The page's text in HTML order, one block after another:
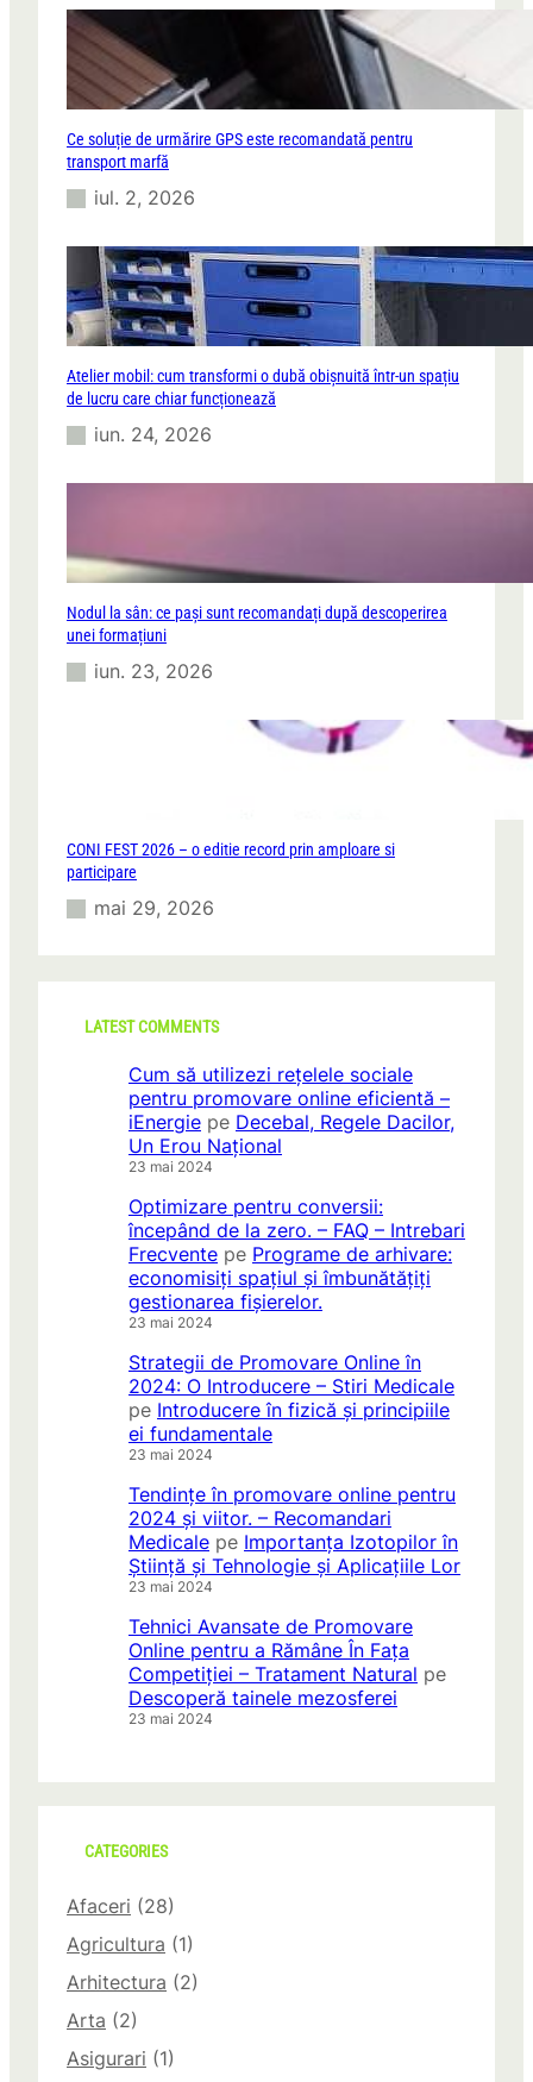
Ce soluție de urmărire GPS este recomandată pentru
transport marfă
iul. 2, 2026
Atelier mobil: cum transformi o dubă obișnuită într-un spațiu
de lucru care chiar funcționează
iun. 24, 2026
Nodul la sân: ce pași sunt recomandați după descoperirea
unei formațiuni
iun. 23, 2026
CONI FEST 2026 – o editie record prin amploare si
participare
mai 29, 2026
LATEST COMMENTS
Cum să utilizezi rețelele sociale
pentru promovare online eficientă –
iEnergie pe Decebal, Regele Dacilor,
Un Erou Național
23 mai 2024
Optimizare pentru conversii:
începând de la zero. – FAQ – Intrebari
Frecvente pe Programe de arhivare:
economisiți spațiul și îmbunătățiți
gestionarea fișierelor.
23 mai 2024
Strategii de Promovare Online în
2024: O Introducere – Stiri Medicale
pe Introducere în fizică și principiile
ei fundamentale
23 mai 2024
Tendințe în promovare online pentru
2024 și viitor. – Recomandari
Medicale pe Importanța Izotopilor în
Știință și Tehnologie și Aplicațiile Lor
23 mai 2024
Tehnici Avansate de Promovare
Online pentru a Rămâne În Fața
Competiției – Tratament Natural pe
Descoperă tainele mezosferei
23 mai 2024
CATEGORIES
Afaceri (28)
Agricultura (1)
Arhitectura (2)
Arta (2)
Asigurari (1)